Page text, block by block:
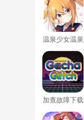
温泉少女温泉
之花
Collection
加查故障下载
2023